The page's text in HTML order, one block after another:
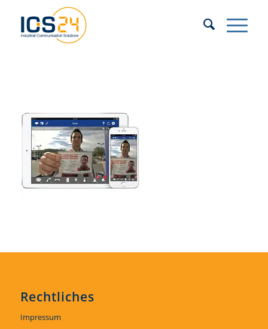
Rechtliches
Impressum